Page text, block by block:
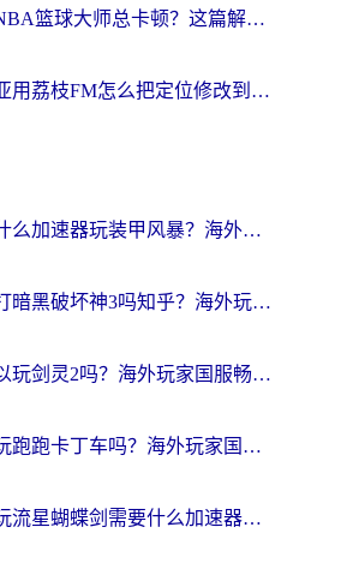
在国外玩NBA篮球大师总卡顿？这篇解决你所有海外看国内内容的烦恼
在澳大利亚用荔枝FM怎么把定位修改到中国国内？海外华人必看的内容访问指南
在美国用什么加速器玩装甲风暴？海外玩家亲测有效的国服游戏加速指南
欧洲可以打暗黑破坏神3吗知乎？海外玩家国服游戏加速终极指南
在国外可以玩剑灵2吗？海外玩家国服畅玩终极指南（附永恒之塔明日方舟加速方案）
欧洲可以玩跑跑卡丁车吗？海外玩家国服游戏畅玩终极指南（附QQ炫舞剑网3解决方案）
人在国外玩流星蝴蝶剑需要什么加速器？老玩家亲测的终极解决方案